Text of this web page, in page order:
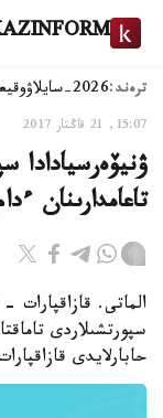
ترەند:2026-سايلاۋ
15:07, 21 قاڭتار 2017
ۋنيۆەرسيادادا
تاعامدارىنان
الماتى. قازاقپارات
سپورتشىلاردى
حابارلايدى